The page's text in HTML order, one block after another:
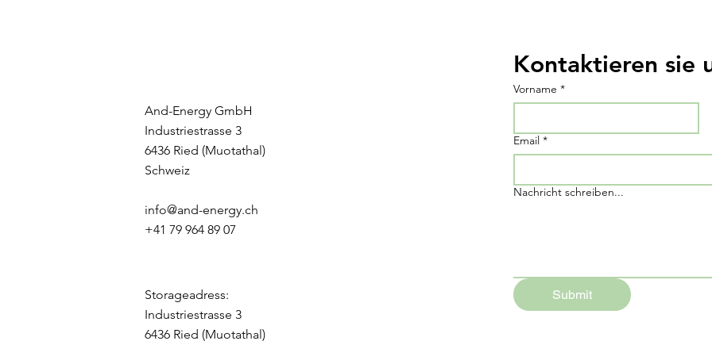
And-Energy GmbH
Industriestrasse 3
6436 Ried (Muotathal)
Schweiz
info@and-energy.ch
+41 79 964 89 07
Storageadress:
Industriestrasse 3
6436 Ried (Muotathal)
Kontaktieren sie
Vorname *
Email *
Nachricht schreiben...
Submit